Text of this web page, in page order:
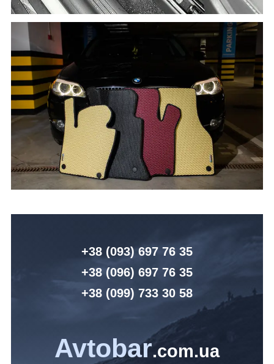
+38 (093) 697 76 35
+38 (096) 697 76 35
+38 (099) 733 30 58
Avtobar.com.ua